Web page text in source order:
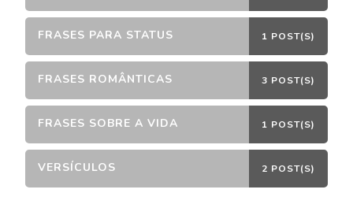
FRASES PARA STATUS 1 POST(S)
FRASES ROMÂNTICAS 3 POST(S)
FRASES SOBRE A VIDA 1 POST(S)
VERSÍCULOS 2 POST(S)